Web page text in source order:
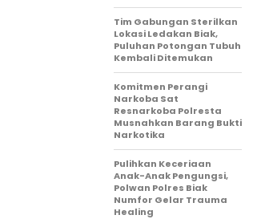
Tim Gabungan Sterilkan
Lokasi Ledakan Biak,
Puluhan Potongan Tubuh
Kembali Ditemukan
Komitmen Perangi
Narkoba Sat
Resnarkoba Polresta
Musnahkan Barang Bukti
Narkotika
Pulihkan Keceriaan
Anak-Anak Pengungsi,
Polwan Polres Biak
Numfor Gelar Trauma
Healing